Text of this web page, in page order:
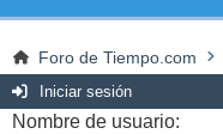
Foro de Tiempo.com
Iniciar sesión
Nombre de usuario: